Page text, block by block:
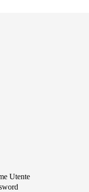
Utente